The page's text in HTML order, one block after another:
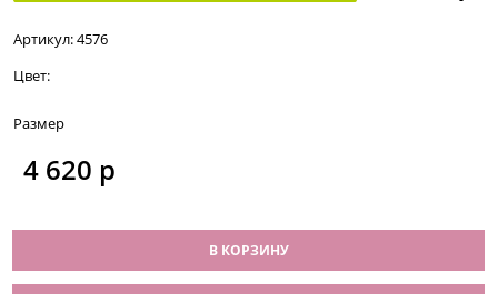
Артикул:4576
Цвет:
Размер
4 620 р
В КОРЗИНУ